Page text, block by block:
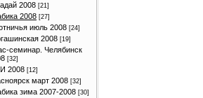
2008 [21]
2008 [27]
июль 2008 [24]
2008 [19]
семинар. Челябинск
[32]
2008 [12]
март 2008 [32]
зима 2007-2008 [30]